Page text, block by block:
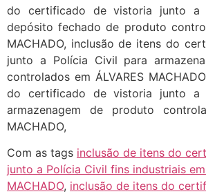
Com as tags inclusão de itens do
junto a Polícia Civil fins industriais em
MACHADO, inclusão de itens do